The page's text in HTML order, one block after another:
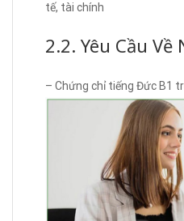
tế, tài chính
2.2. Yêu Cầu
– Chứng chỉ tiếng Đức B1